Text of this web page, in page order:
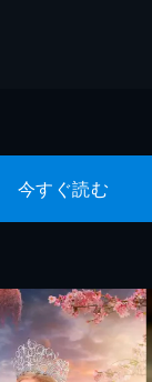
今すぐ読む